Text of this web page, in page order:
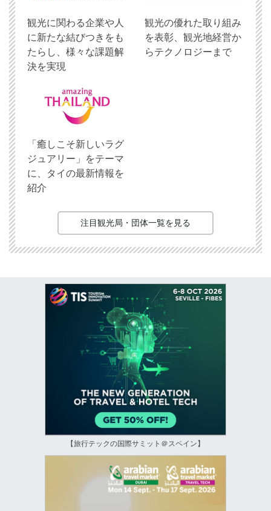
観光に関わる企業や人
に新たな結びつきをも
たらし、様々な課題解
決を実現
観光の優れた取り組み
を表彰、観光地経営か
らテクノロジーまで
「癒しこそ新しいラグ
ジュアリー」をテーマ
に、タイの最新情報を
紹介
注目観光局・団体一覧を見る
【旅行テックの国際サミット＠スペイン】